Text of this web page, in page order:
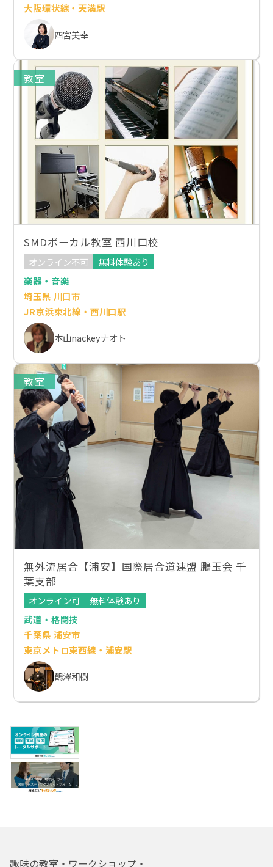
大阪環状線・天満駅
四宮美幸
教室
SMDボーカル教室 西川口校
オンライン不可
無料体験あり
楽器・音楽
埼玉県 川口市
JR京浜東北線・西川口駅
本山nackeyナオト
教室
無外流居合【浦安】国際居合道連盟 鵬玉会 千
葉支部
オンライン可
無料体験あり
武道・格闘技
千葉県 浦安市
東京メトロ東西線・浦安駅
鶴澤和樹
趣味の教室・ワークショップ・